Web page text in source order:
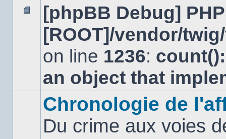
Aucun
message
non
[phpBB Debug]
[ROOT]/vendor/
on line 1236:
an object that
Chronologie de
Du crime aux voies